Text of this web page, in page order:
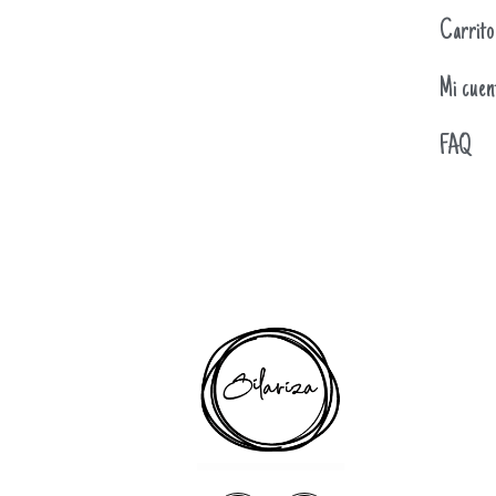
Carrito
Mi
FAQ